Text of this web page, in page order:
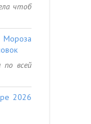
чтоб
всей
2026